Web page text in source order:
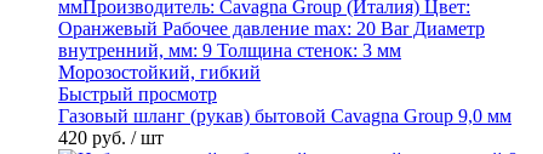
Быстрый просмотр
Газовый шланг (рукав) бытовой Cavagna Group 9,0 мм
420 руб. / шт